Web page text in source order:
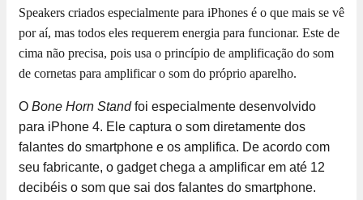
Speakers criados especialmente para iPhones é o que mais se vê
por aí, mas todos eles requerem energia para funcionar. Este de
cima não precisa, pois usa o princípio de amplificação do som
de cornetas para amplificar o som do próprio aparelho.
O Bone Horn Standfoi especialmente desenvolvido
para iPhone 4. Ele captura o som diretamente dos
falantes do smartphone e os amplifica. De acordo com
seu fabricante, o gadget chega a amplificar em até 12
decibéis o som que sai dos falantes do smartphone.